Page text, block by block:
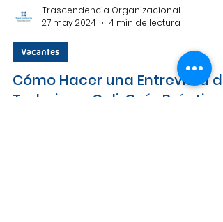
Trascendencia Organizacional
27 may 2024
4 min de lectura
Vacantes
Cómo Hacer una Entrevista de
Trabajo en Cali: Guía Práctica